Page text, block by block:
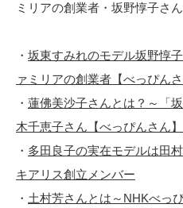
ミリアの創業者・坂野惇子さん
・ 坂東すみれのモデル坂野惇
ァミリアの創業者【べっぴんさ
・ 蓮佛美沙子さんとは？～「
木千恵子さん【べっぴんさん】
・ 多田良子の実在モデルは田
キアリス創立メンバー
・ 土村芳さんとは～NHKべっ